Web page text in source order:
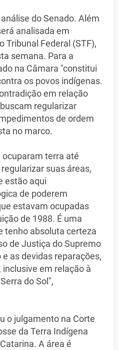
do Senado. Além
analisada em
Tribunal Federal (STF),
semana. Para a
na Câmara "constitui
os povos indígenas.
em relação
regularizar
de ordem
no marco.
ocuparam terra até
suas áreas,
estão aqui
de poderem
estavam ocupadas
de 1988. É uma
tenho absoluta certeza
de Justiça do Supremo
as devidas reparações,
em relação à
do Sol",
o julgamento na Corte
da Terra Indígena
A área é